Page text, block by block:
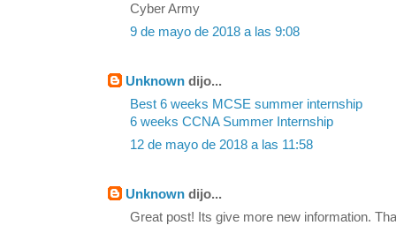
Cyber Army
9 de mayo de 2018 a las 9:08
Unknown dijo...
Best 6 weeks MCSE summer internship
6 weeks CCNA Summer Internship
12 de mayo de 2018 a las 11:58
Unknown dijo...
Great post! Its give more new information.